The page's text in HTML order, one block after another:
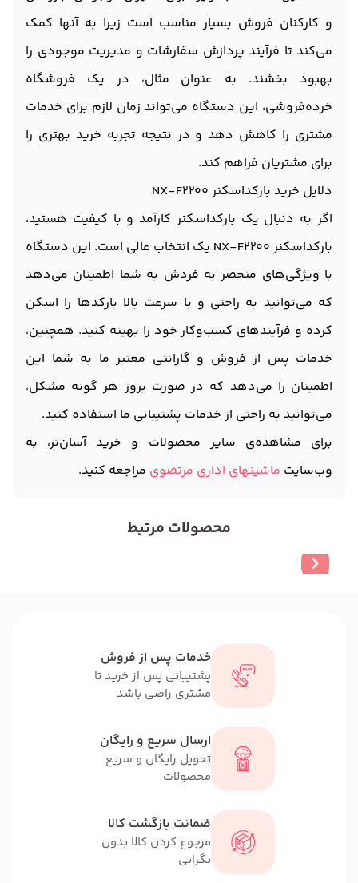
و کارکنان فروش بسیار مناسب است زیرا به آنها کمک
می‌کند تا فرآیند پردازش سفارشات و مدیریت موجودی را
بهبود بخشند. به عنوان مثال، در یک فروشگاه
خرده‌فروشی، این دستگاه می‌تواند زمان لازم برای خدمات
مشتری را کاهش دهد و در نتیجه تجربه خرید بهتری را
برای مشتریان فراهم کند.
دلایل خرید بارکداسکنر NX-F2200
اگر به دنبال یک بارکداسکنر کارآمد و با کیفیت هستید،
بارکداسکنر NX-F2200 یک انتخاب عالی است. این دستگاه
با ویژگی‌های منحصر به فردش به شما اطمینان می‌دهد
که می‌توانید به راحتی و با سرعت بالا بارکدها را اسکن
کرده و فرآیندهای کسب‌وکار خود را بهینه کنید. همچنین،
خدمات پس از فروش و گارانتی معتبر ما به شما این
اطمینان را می‌دهد که در صورت بروز هر گونه مشکل،
می‌توانید به راحتی از خدمات پشتیبانی ما استفاده کنید.
برای مشاهده‌ی سایر محصولات و خرید آسان‌تر، به
وب‌سایت ماشینهای اداری مرتضوی مراجعه کنید.
محصولات مرتبط
خدمات پس از فروش
پشتیبانی پس از خرید تا
مشتری راضی باشد
ارسال سریع و رایگان
تحویل رایگان و سریع
محصولات
ضمانت بازگشت کالا
مرجوع کردن کالا بدون
نگرانی